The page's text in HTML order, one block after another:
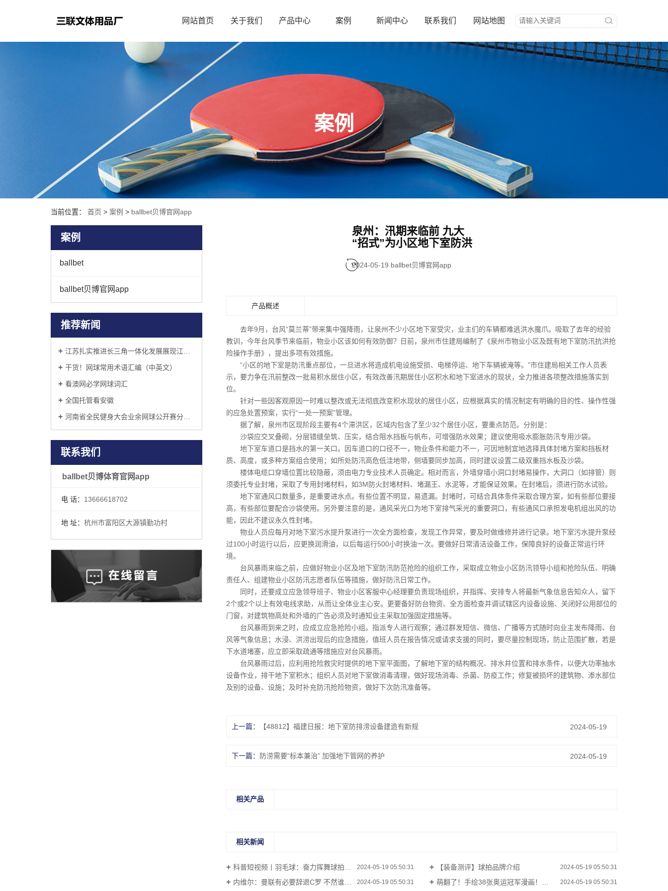
网站首页 关于我们 产品中心 案例 新闻中心 联系我们 网站地图
案例
当前位置： 首页 > 案例 > ballbet贝博官网app
案例
ballbet
ballbet贝博官网app
推荐新闻
江苏扎实推进长三角一体化发展展现江苏作为
干货！网球常用术语汇编（中英文）
看澳网必学网球词汇
全国托管看安徽
河南省全民健身大会业余网球公开赛分站赛收拍
联系我们
ballbet贝博体育官网app
电 话： 13666618702
地 址： 杭州市富阳区大源镇勤功村
泉州：汛期来临前 九大
“招式”为小区地下室防洪
2024-05-19 ballbet贝博官网app
产品概述
去年9月，台风“莫兰蒂”带来集中强降雨，让泉州不少小区地下室受灾，业主们的车辆都难逃洪水魔爪。吸取了去年的经验
教训，今年台风季节来临前，物业小区该如何有效防御？日前，泉州市住建局编制了《泉州市物业小区及既有地下室防汛抗洪抢
险操作手册》，提出多项有效措施。
“小区的地下室是防汛重点部位，一旦进水将造成机电设施受损、电梯停运、地下车辆被淹等。”市住建局相关工作人员表
示，要力争在汛前整改一批易积水居住小区，有效改善汛期居住小区积水和地下室进水的现状，全力推进各项整改措施落实到
位。
针对一些因客观原因一时难以整改或无法彻底改变积水现状的居住小区，应根据真实的情况制定有明确的目的性、操作性强
的应急处置预案，实行“一处一预案”管理。
据了解，泉州市区现阶段主要有4个滞洪区，区域内包含了至少32个居住小区，要重点防范。分别是：
沙袋应交叉叠砌，分层错缝垒筑、压实，结合阻水挡板与帆布，可增强防水效果；建议使用吸水膨胀防汛专用沙袋。
地下室车道口是挡水的第一关口。因车道口的口径不一，物业条件和能力不一，可因地制宜地选择具体封堵方案和挡板材
质、高度，或多种方案组合使用；如所处防汛高危低洼地带，侧墙要同步加高，同时建议设置二级双重挡水板及沙袋。
楼体电缆口穿墙位置比较隐蔽，须由电力专业技术人员确定。相对而言，外墙穿墙小洞口封堵易操作，大洞口（如排管）则
须委托专业封堵，采取了专用封堵材料，如3M防火封堵材料、堵漏王、水泥等，才能保证效果。在封堵后，须进行防水试验。
地下室通风口数量多，是重要进水点。有些位置不明显，易遗漏。封堵时，可结合具体条件采取合理方案，如有些部位要接
高，有些部位要配合沙袋使用。另外要注意的是，通风采光口为地下室排气采光的重要洞口，有些通风口承担发电机组出风的功
能，因此不建议永久性封堵。
物业人员应每月对地下室污水提升泵进行一次全方面检查，发现工作异常，要及时做维修并进行记录。地下室污水提升泵经
过100小时运行以后，应更换润滑油，以后每运行500小时换油一次。要做好日常清洁设备工作，保障良好的设备正常运行环
境。
台风暴雨来临之前，应做好物业小区及地下室防汛防范抢险的组织工作，采取成立物业小区防汛领导小组和抢险队伍、明确
责任人、组建物业小区防汛志愿者队伍等措施，做好防汛日常工作。
同时，还要成立应急领导班子、物业小区客服中心经理要负责现场组织，并指挥、安排专人将最新气象信息告知众人，留下
2个或2个以上有效电线求助，从而让全体业主心安。更要备好防台物资、全方面检查并调试辖区内设备设施、关闭好公用部位的
门窗，对建筑物高处和外墙的广告必须及时通知业主采取加强固定措施等。
台风暴雨到来之时，应成立应急抢险小组。指派专人进行观察；通过群发短信、微信、广播等方式随时向业主发布降雨、台
风等气象信息；水浸、洪涝出现后的应急措施，值班人员在报告情况或请求支援的同时，要尽量控制现场，防止范围扩散，若是
下水道堵塞，应立即采取疏通等措施应对台风暴雨。
台风暴雨过后，应利用抢险救灾时提供的地下室平面图，了解地下室的结构概况、排水井位置和排水条件，以便大功率抽水
设备作业，排干地下室积水；组织人员对地下室做消毒清理，做好现场消毒、杀菌、防疫工作；修复被损坏的建筑物、渗水部位
及别的设备、设施；及时补充防汛抢险物资，做好下次防汛准备等。
上一篇： 【48812】福建日报：地下室防排涝设备建造有新规 2024-05-19
下一篇： 防涝需要“标本兼治” 加强地下管网的养护 2024-05-19
相关产品
相关新闻
科普短视频丨羽毛球：奋力挥舞球拍 画出属于自身个人的生命彩虹 2024-05-19 05:50:31 【装备测评】球拍品牌介绍 2024-05-19 05:50:31
内维尔：曼联有必要辞退C罗 不然谁都能这样炮轰球队 2024-05-19 05:50:31 萌翻了！手绘38张奥运冠军漫画！网友直呼“妙啊”！ 2024-05-19 05:50:31